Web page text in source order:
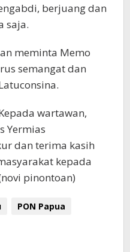
berjuang dan
saja.
meminta Memo
semangat dan
wartawan,
Yermias
dan terima kasih
kepada
pinontoan)
PON Papua